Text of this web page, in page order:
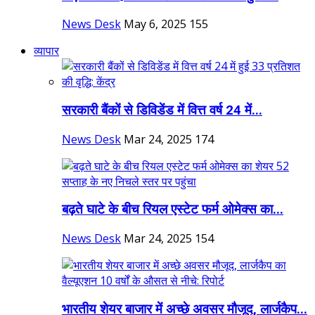
News Desk May 6, 2025 155
व्यापार
सरकारी बैंकों से डिविडेंड में वित्त वर्ष 24 में...
News Desk Mar 24, 2025 174
बढ़ते घाटे के बीच रियल एस्टेट फर्म ओमेक्स का...
News Desk Mar 24, 2025 154
भारतीय शेयर बाजार में अच्छे अवसर मौजूद, लार्जकैप...